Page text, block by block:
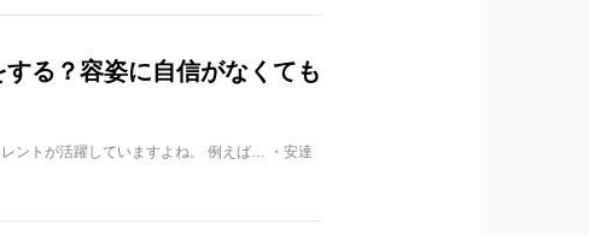
る？容姿に自信がなくても
ントが活躍していますよね。 例えば… ・安達